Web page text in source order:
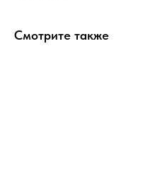
Смотрите также